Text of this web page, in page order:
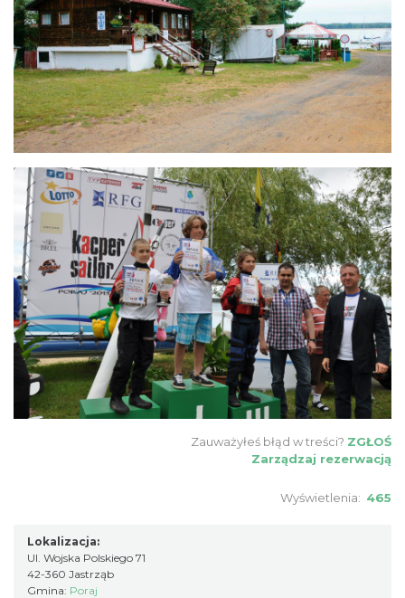
Zauważyłeś błąd w treści? ZGŁOŚ
Zarządzaj rezerwacją
Wyświetlenia: 465
Lokalizacja:
Ul. Wojska Polskiego 71
42-360 Jastrząb
Gmina: Poraj